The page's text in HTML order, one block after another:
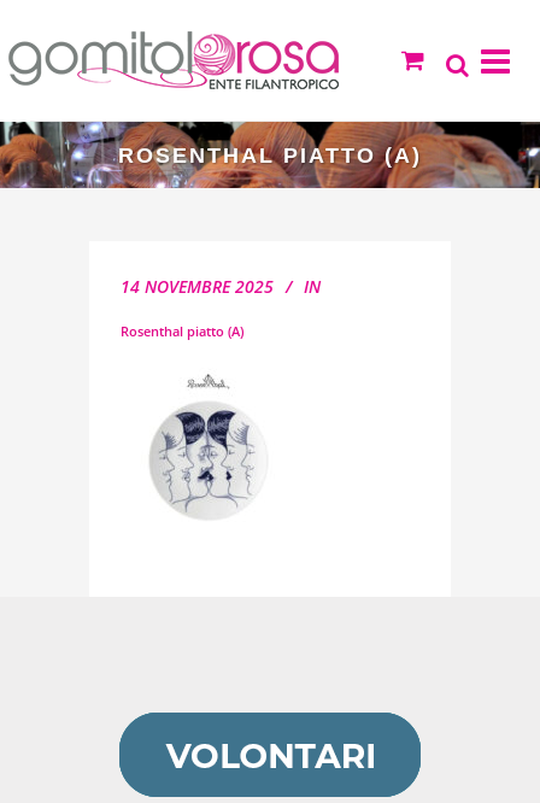
ROSENTHAL PIATTO (A)
14 NOVEMBRE 2025 IN
Rosenthal piatto (A)